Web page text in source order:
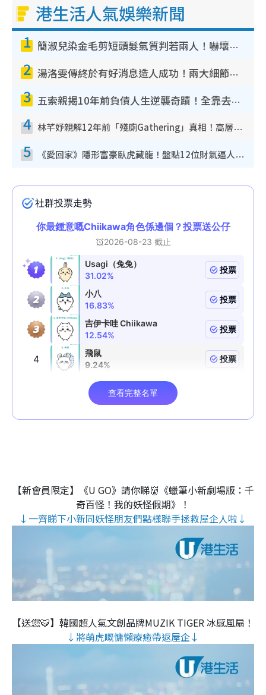
港生活人氣娛樂新聞
1 簡淑兒染金毛剪短頭髮氣質判若兩人！嚇壞老公麥大力都認唔出：「你做咩事？」
2 湯洛雯傳終於有好消息造人成功！兩大細節曝孕味極濃惹猜測：大肚婆先會咁！
3 五索親揭10年前負債人生逆襲奇蹟！全靠去一地方轉運後即遇上馬先生
4 林芊妤親解12年前「殘廁Gathering」真相！高層解約一句話重創尊嚴至今拒返TVB
5 《愛回家》隱形富豪臥虎藏龍！盤點12位財氣逼人的有錢藝人：呢位靚女3億身家唔憂做
【新會員限定】《U GO》請你睇👹《蠟筆小新劇場版：千
奇百怪！我的妖怪假期》！
↓一齊睇下小新同妖怪朋友們點樣聯手拯救屋企人啦↓
【送您🐯】韓國超人氣文創品牌MUZIK TIGER 冰感風扇！
↓將萌虎嘅慵懶療癒帶返屋企↓